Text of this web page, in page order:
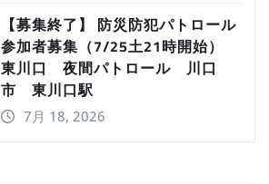
【募集終了】 防災防犯パトロール
参加者募集（7/25土21時開始）
東川口 夜間パトロール 川口
市 東川口駅
7月 18, 2026